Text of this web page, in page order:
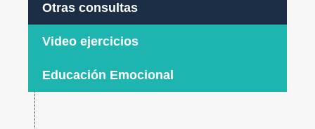
Otras consultas
Video ejercicios
Educación Emocional